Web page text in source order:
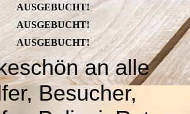
AUSGEBUCHT!
AUSGEBUCHT!
AUSGEBUCHT!
an alle
Besucher,